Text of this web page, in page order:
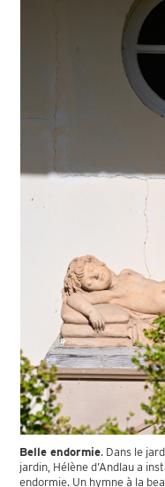
Belle endormie. Dans le
jardin, Hélène d’Andlau a
endormie. Un hymne à la